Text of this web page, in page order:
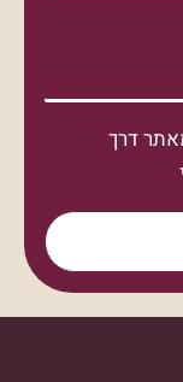
דרך